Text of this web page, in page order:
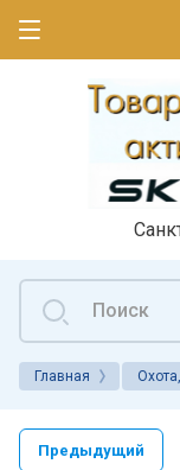
Главная
Предыдущий